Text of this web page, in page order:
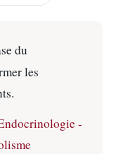
du
les
-